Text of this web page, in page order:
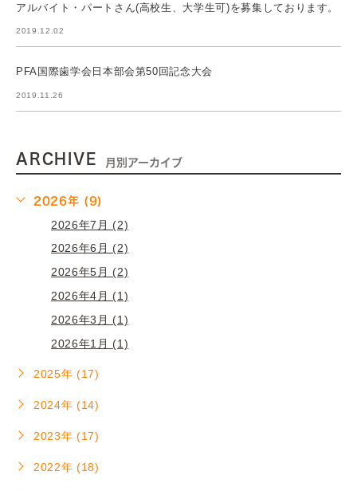
アルバイト・パートさん(高校生、大学生可)を募集しております。
2019.12.02
PFA国際歯学会日本部会第50回記念大会
2019.11.26
ARCHIVE 月別アーカイブ
2026年 (9)
2026年7月 (2)
2026年6月 (2)
2026年5月 (2)
2026年4月 (1)
2026年3月 (1)
2026年1月 (1)
2025年 (17)
2024年 (14)
2023年 (17)
2022年 (18)